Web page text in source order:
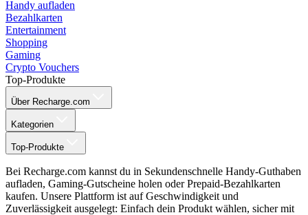
Handy aufladen
Bezahlkarten
Entertainment
Shopping
Gaming
Crypto Vouchers
Top-Produkte
Über Recharge.com
Kategorien
Top-Produkte
Bei Recharge.com kannst du in Sekundenschnelle Handy-Guthaben
aufladen, Gaming-Gutscheine holen oder Prepaid-Bezahlkarten
kaufen. Unsere Plattform ist auf Geschwindigkeit und
Zuverlässigkeit ausgelegt: Einfach dein Produkt wählen, sicher mit